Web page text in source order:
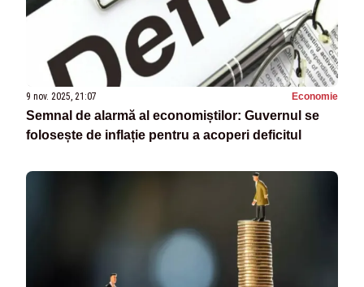
9 nov. 2025, 21:07 Economie
Semnal de alarmă al economiștilor: Guvernul se
folosește de inflație pentru a acoperi deficitul